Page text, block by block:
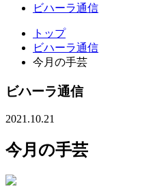
ビハーラ通信
トップ
ビハーラ通信
今月の手芸
ビハーラ通信
2021.10.21
今月の手芸